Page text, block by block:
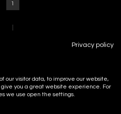
1
Privacy policy
our visitor data, to improve our website,
you a great website experience. For
we use open the settings.